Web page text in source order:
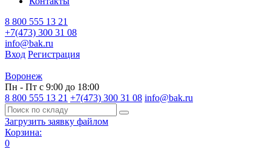
8 800 555 13 21
+7(473) 300 31 08
info@bak.ru
Вход Регистрация
Воронеж
Пн - Пт с 9:00 до 18:00
8 800 555 13 21 +7(473) 300 31 08 info@bak.ru
Загрузить заявку файлом
Корзина:
0